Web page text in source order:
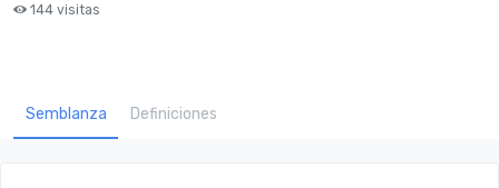
144 visitas
Semblanza Definiciones